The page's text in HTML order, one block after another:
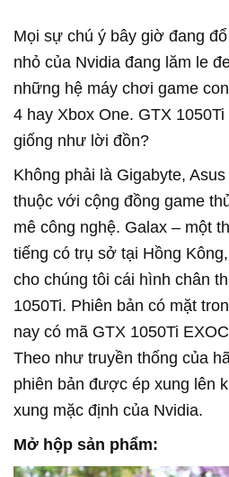
Mọi sự chú ý bây giờ đang
nhỏ của Nvidia đang lăm le
những hệ máy chơi game
4 hay Xbox One. GTX
giống như lời đồn?
Không phải là Gigabyte,
thuộc với cộng đồng game
mê công nghệ. Galax – một
tiếng có trụ sở tại Hồng
cho chúng tôi cái hình chân
1050Ti. Phiên bản có mặt
nay có mã GTX 1050Ti
Theo như truyền thống của
phiên bản được ép xung lên
xung mặc định của Nvidia.
Mở hộp sản phẩm: